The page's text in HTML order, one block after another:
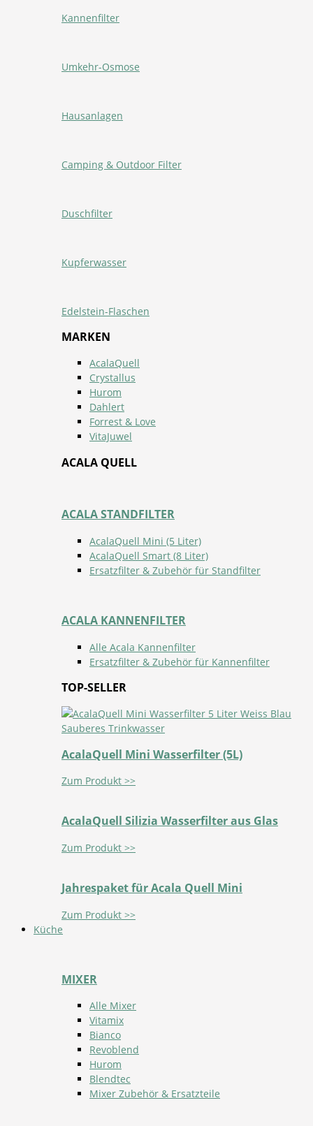
Kannenfilter
Umkehr-Osmose
Hausanlagen
Camping & Outdoor Filter
Duschfilter
Kupferwasser
Edelstein-Flaschen
MARKEN
AcalaQuell
Crystallus
Hurom
Dahlert
Forrest & Love
VitaJuwel
ACALA QUELL
ACALA STANDFILTER
AcalaQuell Mini (5 Liter)
AcalaQuell Smart (8 Liter)
Ersatzfilter & Zubehör für Standfilter
ACALA KANNENFILTER
Alle Acala Kannenfilter
Ersatzfilter & Zubehör für Kannenfilter
TOP-SELLER
AcalaQuell Mini Wasserfilter (5L)
Zum Produkt >>
AcalaQuell Silizia Wasserfilter aus Glas
Zum Produkt >>
Jahrespaket für Acala Quell Mini
Zum Produkt >>
Küche
MIXER
Alle Mixer
Vitamix
Bianco
Revoblend
Hurom
Blendtec
Mixer Zubehör & Ersatzteile